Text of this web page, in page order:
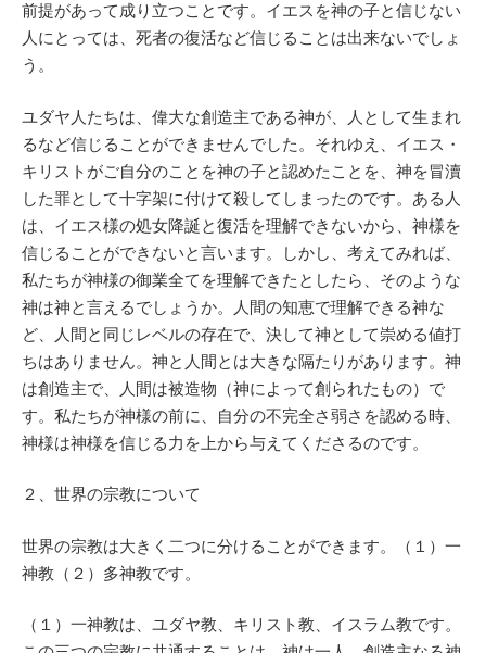
前提があって成り立つことです。イエスを神の子と信じない
人にとっては、死者の復活など信じることは出来ないでしょ
う。
ユダヤ人たちは、偉大な創造主である神が、人として生まれ
るなど信じることができませんでした。それゆえ、イエス・
キリストがご自分のことを神の子と認めたことを、神を冒瀆
した罪として十字架に付けて殺してしまったのです。ある人
は、イエス様の処女降誕と復活を理解できないから、神様を
信じることができないと言います。しかし、考えてみれば、
私たちが神様の御業全てを理解できたとしたら、そのような
神は神と言えるでしょうか。人間の知恵で理解できる神な
ど、人間と同じレベルの存在で、決して神として崇める値打
ちはありません。神と人間とは大きな隔たりがあります。神
は創造主で、人間は被造物（神によって創られたもの）で
す。私たちが神様の前に、自分の不完全さ弱さを認める時、
神様は神様を信じる力を上から与えてくださるのです。
２、世界の宗教について
世界の宗教は大きく二つに分けることができます。（１）一
神教（２）多神教です。
（１）一神教は、ユダヤ教、キリスト教、イスラム教です。